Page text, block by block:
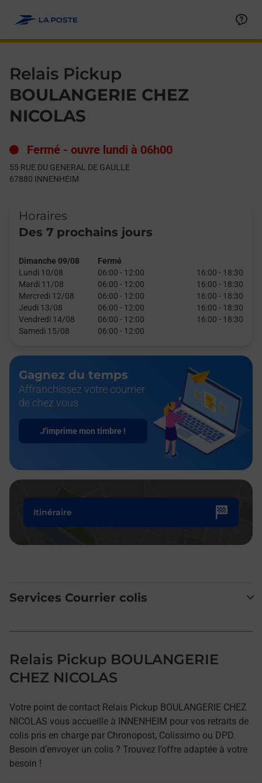
Relais Pickup
BOULANGERIE CHEZ
NICOLAS
Fermé - ouvre lundi à 06h00
55 RUE DU GENERAL DE GAULLE
67880 INNENHEIM
Horaires
Des 7 prochains jours
Dimanche 09/08
Fermé
Lundi 10/08
06:00 - 12:00 16:00 - 18:30
Mardi 11/08
06:00 - 12:00 16:00 - 18:30
Mercredi 12/08
06:00 - 12:00 16:00 - 18:30
Jeudi 13/08
06:00 - 12:00 16:00 - 18:30
Vendredi 14/08
06:00 - 12:00 16:00 - 18:30
Samedi 15/08
06:00 - 12:00
Gagnez du temps
Affranchissez votre courrier
de chez vous
J'imprime mon timbre !
Itinéraire
Services Courrier colis
Relais Pickup BOULANGERIE
CHEZ NICOLAS
Votre point de contact Relais Pickup BOULANGERIE CHEZ
NICOLAS vous accueille à INNENHEIM pour vos retraits de
colis pris en charge par Chronopost, Colissimo ou DPD.
Besoin d’envoyer un colis ? Trouvez l’offre adaptée à votre
besoin !